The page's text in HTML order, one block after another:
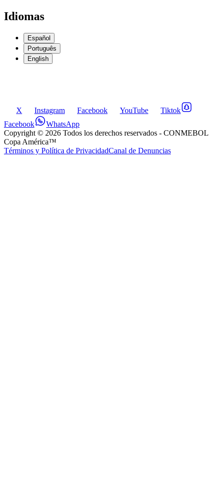
Idiomas
Español
Português
English
X Instagram Facebook YouTube
Tiktok
Facebook
WhatsApp
Copyright © 2026 Todos los derechos reservados - CONMEBOL
Copa América™
Términos y Política de PrivacidadCanal de Denuncias